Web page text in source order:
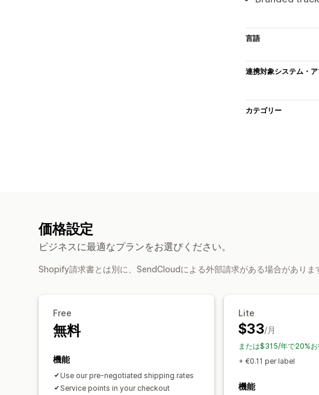
言語
連携対象システム・ア
カテゴリー
価格設定
ビジネスに最適なプランをお選びください。
Shopify請求書とは別に、SendCloudによる外部請求がある場合がありま
Free
無料
機能
Use our pre-negotiated shipping rates
Service points in your checkout
Lite
$33/月
または$315/年で20%お
+ €0.11 per label
機能